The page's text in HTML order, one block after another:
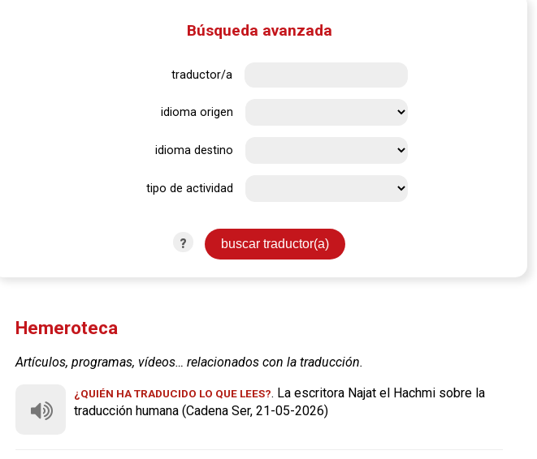
Búsqueda avanzada
traductor/a
idioma origen
idioma destino
tipo de actividad
?
Hemeroteca
Artículos, programas, vídeos… relacionados con la traducción.
¿QUIÉN HA TRADUCIDO LO QUE LEES?. La escritora Najat el Hachmi sobre la
traducción humana (Cadena Ser, 21-05-2026)